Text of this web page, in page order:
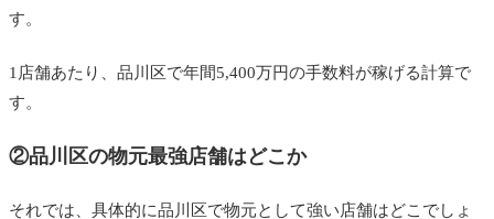
す。
1店舗あたり、品川区で年間5,400万円の手数料が稼げる計算で
す。
②品川区の物元最強店舗はどこか
それでは、具体的に品川区で物元として強い店舗はどこでしょ